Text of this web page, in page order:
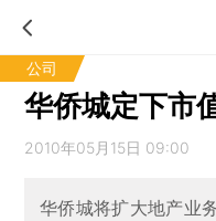
公司
华侨城定下市
2010年05月15日 09:00
华侨城将扩大地产业